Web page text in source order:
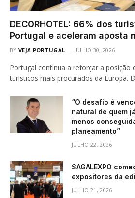
DECORHOTEL: 66% dos
Portugal e aceleram aposta
BY VEJA PORTUGAL JULHO 30, 2026
Portugal continua a reforçar a posição
turísticos mais procurados da Europa.
“O desafio é
natural de quem
menos
planeamento”
JULHO 22, 2026
SAGALEXPO
expositores da
JULHO 21, 2026